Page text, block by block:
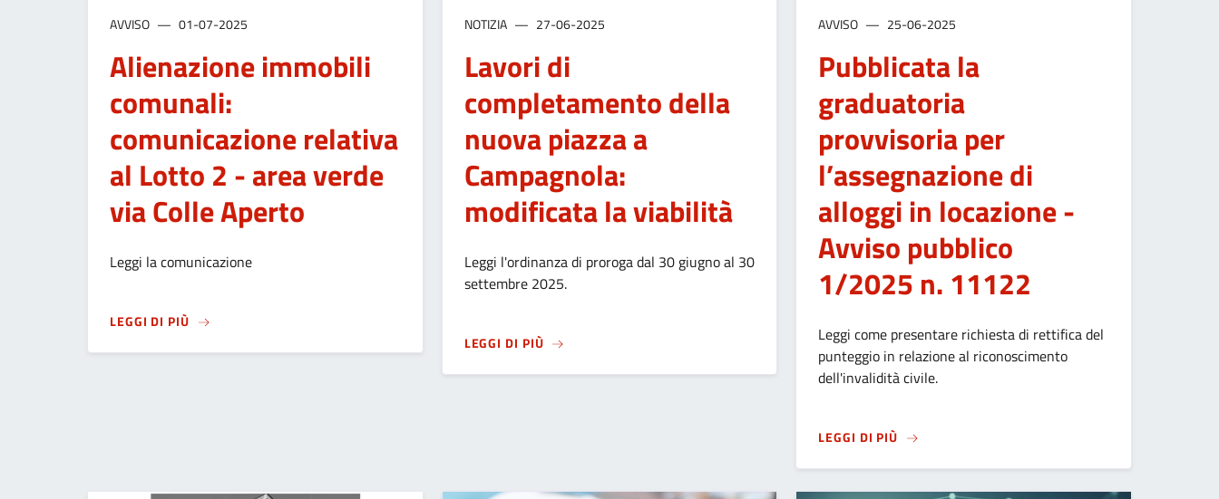
AVVISO 01-07-2025
Alienazione immobili
comunali:
comunicazione relativa
al Lotto 2 - area verde
via Colle Aperto
Leggi la comunicazione
LEGGI DI PIÙSUALIENAZIONE IMMOBILI COMUNALI: COMUNICAZIONE RELATIVA AL LOTTO 2 - AREA VERDE VIA COLLE APERTO
NOTIZIA 27-06-2025
Lavori di
completamento della
nuova piazza a
Campagnola:
modificata la viabilità
Leggi l'ordinanza di proroga dal 30 giugno al 30
settembre 2025.
LEGGI DI PIÙSU LAVORI DI COMPLETAMENTO DELLA NUOVA PIAZZA A CAMPAGNOLA: MODIFICATA LA VIABILITÀ
AVVISO 25-06-2025
Pubblicata la
graduatoria
provvisoria per
l’assegnazione di
alloggi in locazione -
Avviso pubblico
1/2025 n. 11122
Leggi come presentare richiesta di rettifica del
punteggio in relazione al riconoscimento
dell'invalidità civile.
LEGGI DI PIÙ SUPUBBLICATA LA GRADUATORIA PROVVISORIA